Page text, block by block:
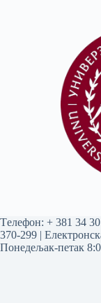
Tелефон: + 381 34
370-299 |
Понедељак-петак